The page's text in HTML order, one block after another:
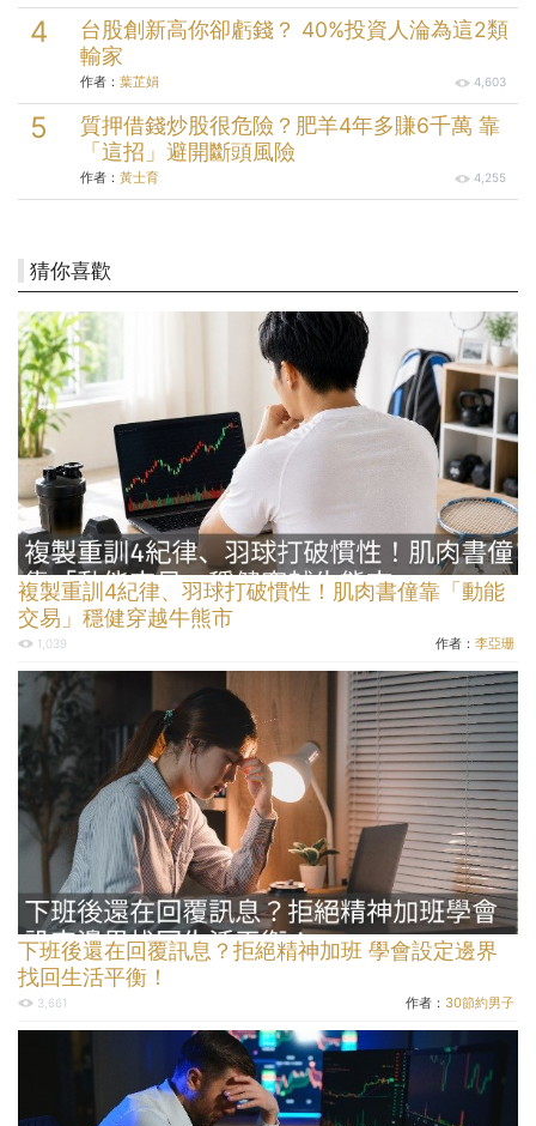
台股創新高你卻虧錢？ 40%投資人淪為這2類
輸家
作者： 葉芷娟 4,603
質押借錢炒股很危險？肥羊4年多賺6千萬 靠
「這招」避開斷頭風險
作者： 黃士育 4,255
猜你喜歡
複製重訓4紀律、羽球打破慣性！肌肉書僮靠「動能
交易」穩健穿越牛熊市
1,039 作者： 李亞珊
下班後還在回覆訊息？拒絕精神加班 學會設定邊界
找回生活平衡！
3,661 作者： 30節約男子